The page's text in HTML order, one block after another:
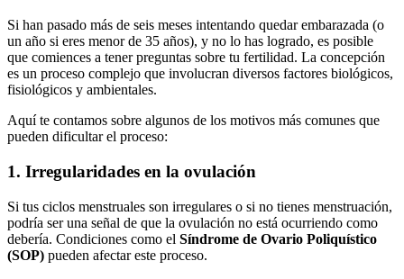
Si han pasado más de seis meses intentando quedar embarazada (o
un año si eres menor de 35 años), y no lo has logrado, es posible
que comiences a tener preguntas sobre tu fertilidad. La concepción
es un proceso complejo que involucran diversos factores biológicos,
fisiológicos y ambientales.
Aquí te contamos sobre algunos de los motivos más comunes que
pueden dificultar el proceso:
1. Irregularidades en la ovulación
Si tus ciclos menstruales son irregulares o si no tienes menstruación,
podría ser una señal de que la ovulación no está ocurriendo como
debería. Condiciones como el Síndrome de Ovario Poliquístico
(SOP) pueden afectar este proceso.